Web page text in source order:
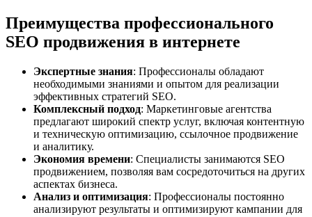
Преимущества профессионального
SEO продвижения в интернете
Экспертные знания: Профессионалы обладают
необходимыми знаниями и опытом для реализации
эффективных стратегий SEO.
Комплексный подход: Маркетинговые агентства
предлагают широкий спектр услуг, включая контентную
и техническую оптимизацию, ссылочное продвижение
и аналитику.
Экономия времени: Специалисты занимаются SEO
продвижением, позволяя вам сосредоточиться на других
аспектах бизнеса.
Анализ и оптимизация: Профессионалы постоянно
анализируют результаты и оптимизируют кампании для